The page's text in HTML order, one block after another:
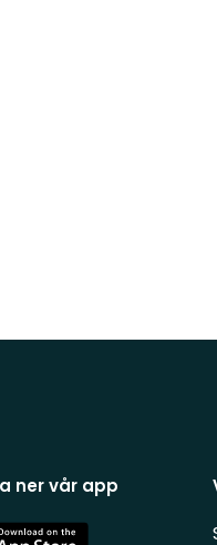
ner vår app